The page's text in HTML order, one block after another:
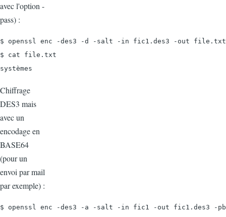
avec l'option -
pass) :
$ openssl enc -des3 -d -salt -in fic1.des3 -out file.txt
$ cat file.txt
systèmes
Chiffrage
DES3 mais
avec un
encodage en
BASE64
(pour un
envoi par mail
par exemple) :
$ openssl enc -des3 -a -salt -in fic1 -out fic1.des3 -